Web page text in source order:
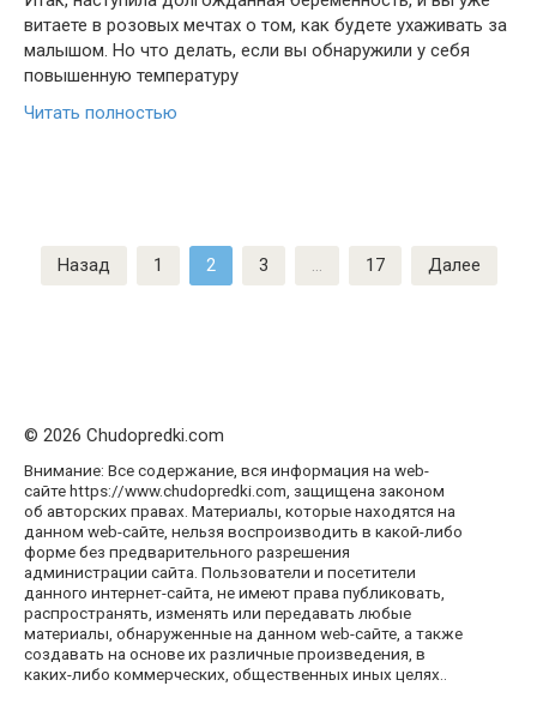
витаете в розовых мечтах о том, как будете ухаживать за
малышом. Но что делать, если вы обнаружили у себя
повышенную температуру
Читать полностью
Пагинация
записей
Назад 1 2 3 … 17 Далее
© 2026 Chudopredki.com
Внимание: Все содержание, вся информация на web-
сайте https://www.chudopredki.com, защищена законом
об авторских правах. Материалы, которые находятся на
данном web-сайте, нельзя воспроизводить в какой-либо
форме без предварительного разрешения
администрации сайта. Пользователи и посетители
данного интернет-сайта, не имеют права публиковать,
распространять, изменять или передавать любые
материалы, обнаруженные на данном web-сайте, а также
создавать на основе их различные произведения, в
каких-либо коммерческих, общественных иных целях..